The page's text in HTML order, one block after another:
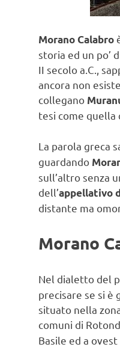
Morano Calabro
storia ed un po’
II secolo a.C.,
ancora non
collegano
tesi come quella
La parola greca
guardando
sull’altro senza
dell’appellativo
distante ma
Morano
Nel dialetto del
precisare se si è
situato nella
comuni di
Basile ed a